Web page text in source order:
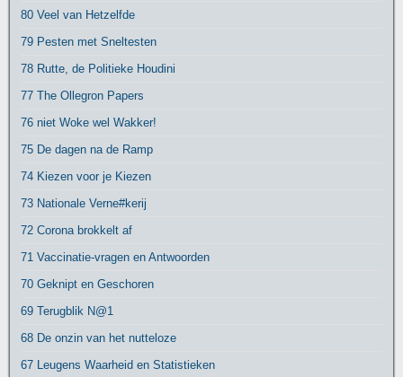
80 Veel van Hetzelfde
79 Pesten met Sneltesten
78 Rutte, de Politieke Houdini
77 The Ollegron Papers
76 niet Woke wel Wakker!
75 De dagen na de Ramp
74 Kiezen voor je Kiezen
73 Nationale Verne#kerij
72 Corona brokkelt af
71 Vaccinatie-vragen en Antwoorden
70 Geknipt en Geschoren
69 Terugblik N@1
68 De onzin van het nutteloze
67 Leugens Waarheid en Statistieken